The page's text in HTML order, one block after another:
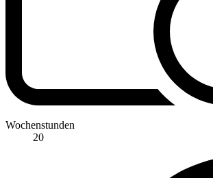
Wochenstunden
20